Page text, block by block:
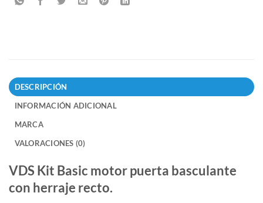
DESCRIPCIÓN
INFORMACIÓN ADICIONAL
MARCA
VALORACIONES (0)
VDS Kit Basic motor puerta basculante
con herraje recto.